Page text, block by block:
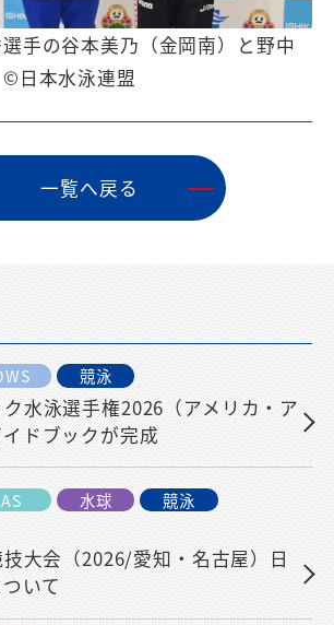
手の谷本美乃（金岡南）と野中
日本水泳連盟
⼀覧へ戻る
競泳
水泳選手権2026（アメリカ・ア
ドブックが完成
AS 水球
競泳
大会（2026/愛知・名古屋）日
いて